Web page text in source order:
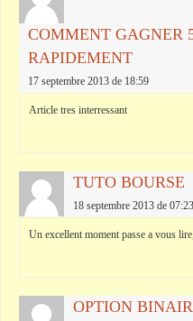
COMMENT GAGNER
RAPIDEMENT
17 septembre 2013 de 18:59
Article tres interressant
TUTO BOURSE
18 septembre 2013 de 07:23
Un excellent moment passe a vous
OPTION